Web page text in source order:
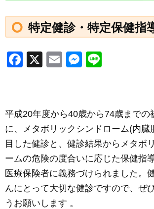
特定健診・特定保健指
F
e
b
o
o
k
X
E
M
e
n
g
er
平成20年度から40歳から74歳までの
に、メタボリックシンドローム(内臓
目した健診と、健診結果からメタボ
ームの危険の度合いに応じた保健指
医療保険者に義務づけられました。
んにとって大切な健診ですので、ぜ
うお願いします 。